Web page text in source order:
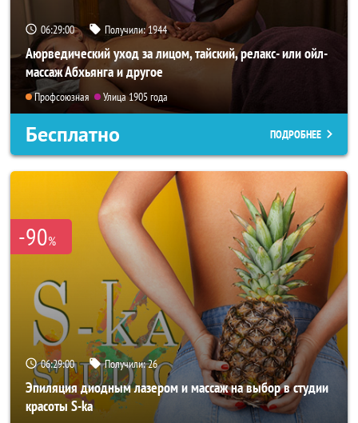
06:28:57 Получили:1944
Аюрведический уход за лицом, тайский, релакс- или ойл-
массаж Абхьянга и другое
Профсоюзная Улица 1905 года
Бесплатно ПОДРОБНЕЕ
-90%
06:28:57 Получили:26
Эпиляция диодным лазером и массаж на выбор в студии
красоты S-ka